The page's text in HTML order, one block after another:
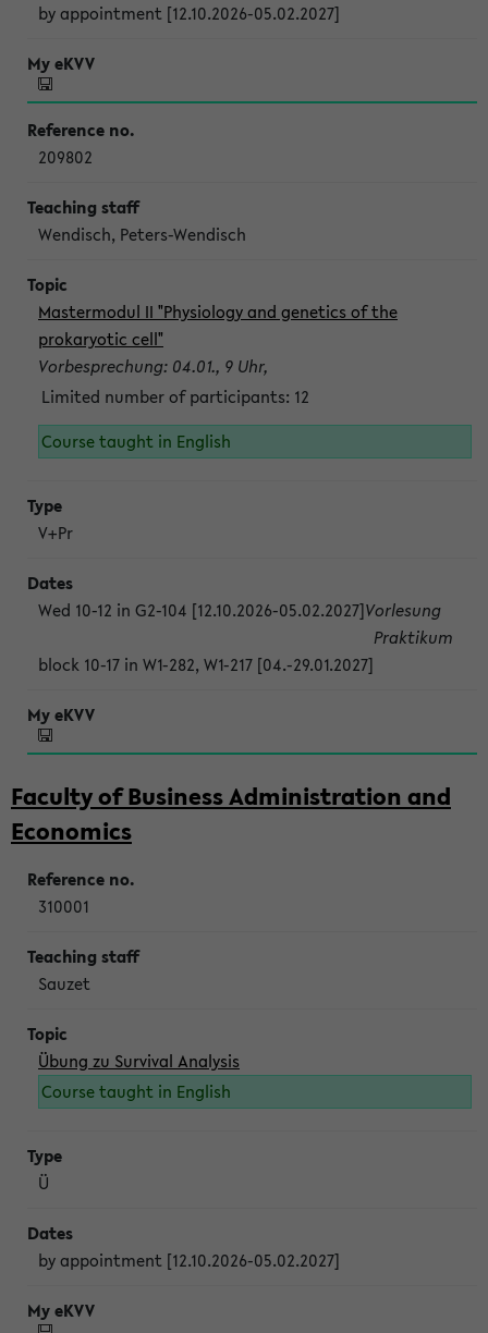
by appointment [12.10.2026-05.02.2027]
209802
Wendisch, Peters-Wendisch
Mastermodul II "Physiology and genetics of the
prokaryotic cell"
Vorbesprechung: 04.01., 9 Uhr,
Limited number of participants: 12
Course taught in English
V+Pr
Wed 10-12 in G2-104 [12.10.2026-05.02.2027]Vorlesung
block 10-17 in W1-282, W1-217 [04.-29.01.2027]
Praktikum
Faculty of Business Administration and
Economics
310001
Sauzet
Übung zu Survival Analysis
Course taught in English
Ü
by appointment [12.10.2026-05.02.2027]